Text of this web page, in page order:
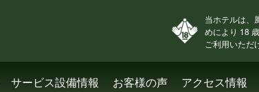
当ホテルは、
めにより 18
ご利用いただ
サービス設備情報 お客様の声 アクセス情報